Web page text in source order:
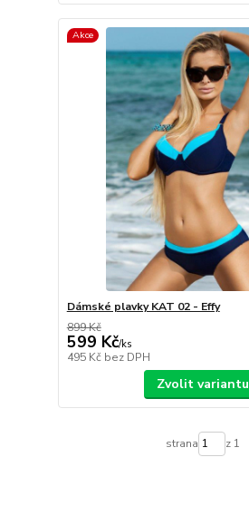
Akce
Dámské plavky KAT 02 - Effy
899 Kč
599 Kč/ks
495 Kč bez DPH
Zvolit variantu
strana z 1